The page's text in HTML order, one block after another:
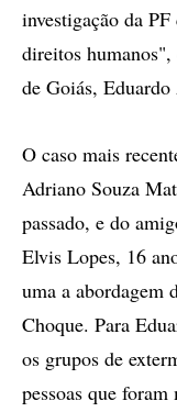
investigação da
direitos
de Goiás,
O caso mais
Adriano Souza
passado, e do
Elvis Lopes, 16
uma a abordagem
Choque. Para
os grupos de
pessoas que